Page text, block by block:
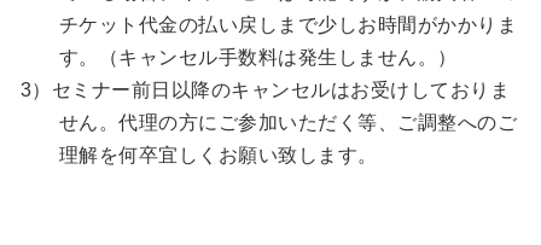
チケット代金の払い戻しまで少しお時間がかかりま
す。（キャンセル手数料は発生しません。）
3）セミナー前日以降のキャンセルはお受けしておりま
せん。代理の方にご参加いただく等、ご調整へのご
理解を何卒宜しくお願い致します。